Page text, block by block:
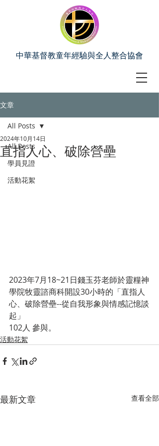
中華基督教童年經驗與全人整合協會
文章
All Posts
學員見證
活動花絮
All Posts
直指人心、破除營壘
2024年10月14日
2023年7月18~21日錢玉芬老師於靈糧神
學院牧靈諮商科開設30小時的「直指人
心、破除營壘--從自我形象與情感記憶談
起」
102人 參與。
活動花絮
最新文章 查看全部